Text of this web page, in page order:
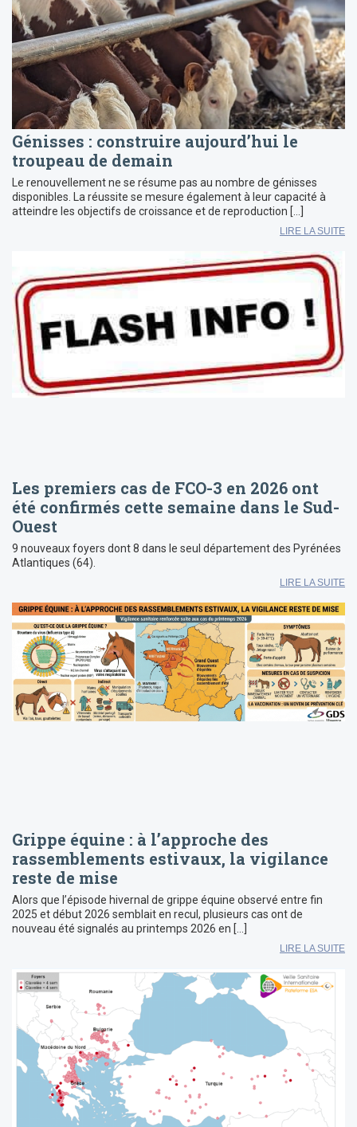
Génisses : construire aujourd’hui le
troupeau de demain
Le renouvellement ne se résume pas au nombre de génisses
disponibles. La réussite se mesure également à leur capacité à
atteindre les objectifs de croissance et de reproduction […]
LIRE LA SUITE
Les premiers cas de FCO-3 en 2026 ont
été confirmés cette semaine dans le Sud-
Ouest
9 nouveaux foyers dont 8 dans le seul département des Pyrénées
Atlantiques (64).
LIRE LA SUITE
Grippe équine : à l’approche des
rassemblements estivaux, la vigilance
reste de mise
Alors que l’épisode hivernal de grippe équine observé entre fin
2025 et début 2026 semblait en recul, plusieurs cas ont de
nouveau été signalés au printemps 2026 en […]
LIRE LA SUITE